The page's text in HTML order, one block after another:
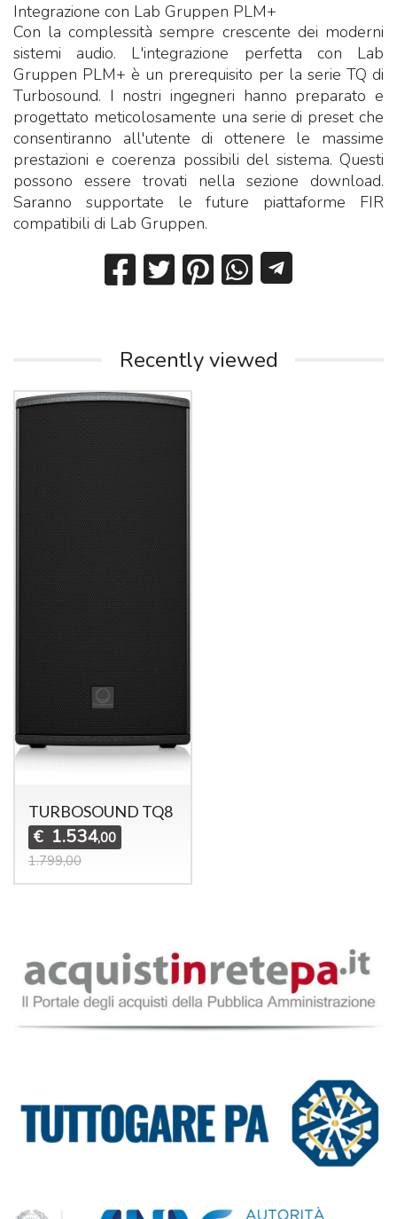
Integrazione con Lab Gruppen PLM+
Con la complessità sempre crescente dei moderni
sistemi audio. L'integrazione perfetta con Lab
Gruppen PLM+ è un prerequisito per la serie TQ di
Turbosound. I nostri ingegneri hanno preparato e
progettato meticolosamente una serie di preset che
consentiranno all'utente di ottenere le massime
prestazioni e coerenza possibili del sistema. Questi
possono essere trovati nella sezione download.
Saranno supportate le future piattaforme FIR
compatibili di Lab Gruppen.
Recently viewed
TURBOSOUND TQ8
€ 1.534,00
1.799,00